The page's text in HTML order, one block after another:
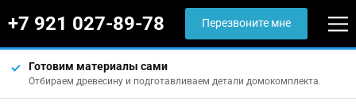
+7 921 027-89-78 Перезвоните мне
Готовим материалы сами
Отбираем древесину и подготавливаем детали домокомплекта.